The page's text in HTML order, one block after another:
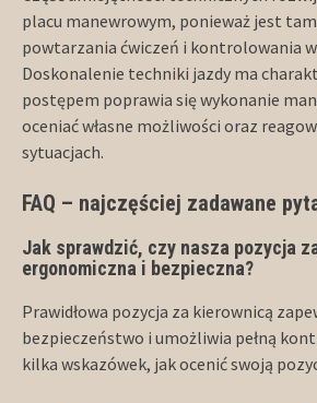
placu manewrowym, ponieważ jest
powtarzania ćwiczeń i kontrolowania
Doskonalenie techniki jazdy ma
postępem poprawia się wykonanie
oceniać własne możliwości oraz
sytuacjach.
FAQ – najczęściej zadawane
Jak sprawdzić, czy nasza pozycja
ergonomiczna i bezpieczna?
Prawidłowa pozycja za kierownicą
bezpieczeństwo i umożliwia pełną
kilka wskazówek, jak ocenić swoją